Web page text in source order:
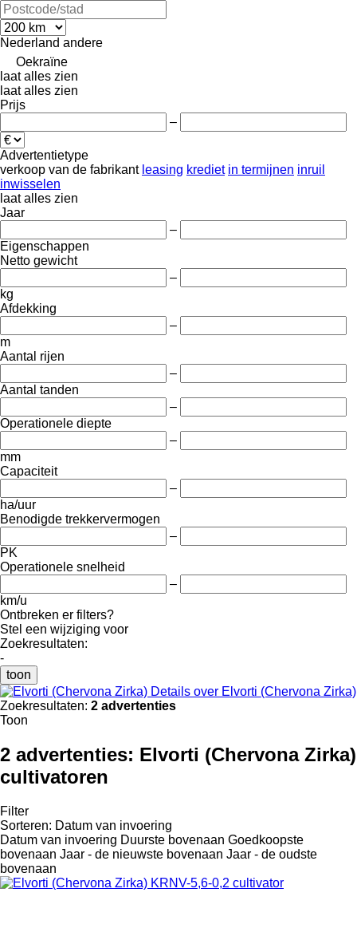
Nederland andere
Oekraïne
laat alles zien
laat alles zien
Prijs
–
Advertentietype
verkoop van de fabrikant leasing krediet in termijnen inruil
inwisselen
laat alles zien
Jaar
–
Eigenschappen
Netto gewicht
–
kg
Afdekking
–
m
Aantal rijen
–
Aantal tanden
–
Operationele diepte
–
mm
Capaciteit
–
ha/uur
Benodigde trekkervermogen
–
PK
Operationele snelheid
–
km/u
Ontbreken er filters?
Stel een wijziging voor
Zoekresultaten:
-
toon
Details over Elvorti (Chervona Zirka)
Zoekresultaten: 2 advertenties
Toon
2 advertenties: Elvorti (Chervona Zirka)
cultivatoren
Filter
Sorteren: Datum van invoering
Datum van invoering Duurste bovenaan Goedkoopste
bovenaan Jaar - de nieuwste bovenaan Jaar - de oudste
bovenaan